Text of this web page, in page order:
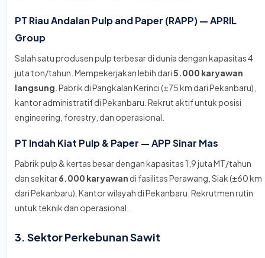
PT Riau Andalan Pulp and Paper (RAPP) — APRIL
Group
Salah satu produsen pulp terbesar di dunia dengan kapasitas 4
juta ton/tahun. Mempekerjakan lebih dari5.000 karyawan
langsung . Pabrik di Pangkalan Kerinci (±75 km dari Pekanbaru),
kantor administratif di Pekanbaru. Rekrut aktif untuk posisi
engineering, forestry, dan operasional.
PT Indah Kiat Pulp & Paper — APP Sinar Mas
Pabrik pulp & kertas besar dengan kapasitas 1,9 juta MT/tahun
dan sekitar6.000 karyawan di fasilitas Perawang, Siak (±60 km
dari Pekanbaru). Kantor wilayah di Pekanbaru. Rekrutmen rutin
untuk teknik dan operasional.
3. Sektor Perkebunan Sawit